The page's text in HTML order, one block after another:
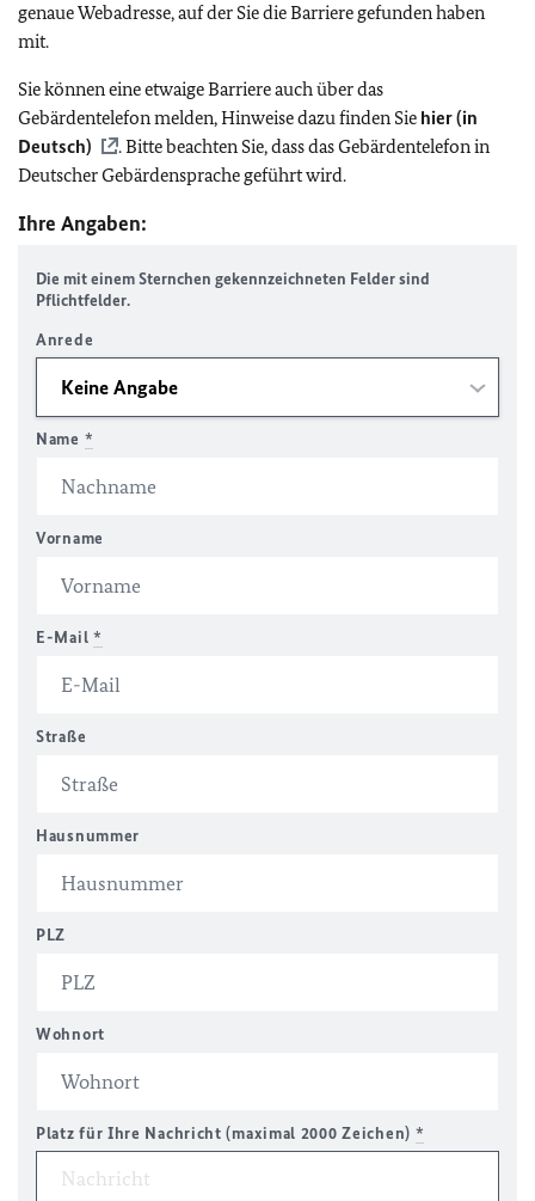
genaue Webadresse, auf der Sie die Barriere gefunden haben
mit.
Sie können eine etwaige Barriere auch über das
Gebärdentelefon melden, Hinweise dazu finden Sie hier (in
Deutsch)
. Bitte beachten Sie, dass das Gebärdentelefon in
Deutscher Gebärdensprache geführt wird.
Ihre Angaben:
Die mit einem Sternchen gekennzeichneten Felder sind
Pflichtfelder.
Anrede
Name *
Vorname
E-Mail *
Straße
Hausnummer
PLZ
Wohnort
Platz für Ihre Nachricht (maximal 2000 Zeichen) *